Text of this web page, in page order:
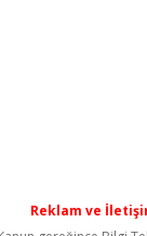
Reklam ve